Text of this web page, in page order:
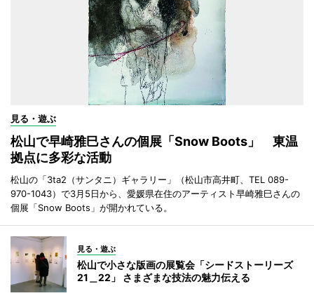
見る・遊ぶ
松山で早崎雅巳さんの個展「Snow Boots」 東温
拠点に多彩な活動
松山の「3ta2（サンタニ）ギャラリー」（松山市高井町、TEL 089-
970-1043）で3月5日から、愛媛県在住のアーティスト早崎雅巳さんの
個展「Snow Boots」が開かれている。
見る・遊ぶ
松山で小さな版画の展覧会「シードストーリーズ
21＿22」 さまざまな技法の魅力伝える